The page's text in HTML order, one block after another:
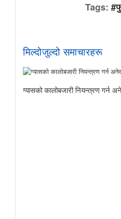
Tags:
मिल्दोजुल्दो समाचारहरू
ग्यासको कालोबजारी नियन्त्रण गर्न